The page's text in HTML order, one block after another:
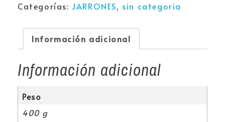
Categorías:JARRONES, sin categoria
Información adicional
Información adicional
Peso
400 g